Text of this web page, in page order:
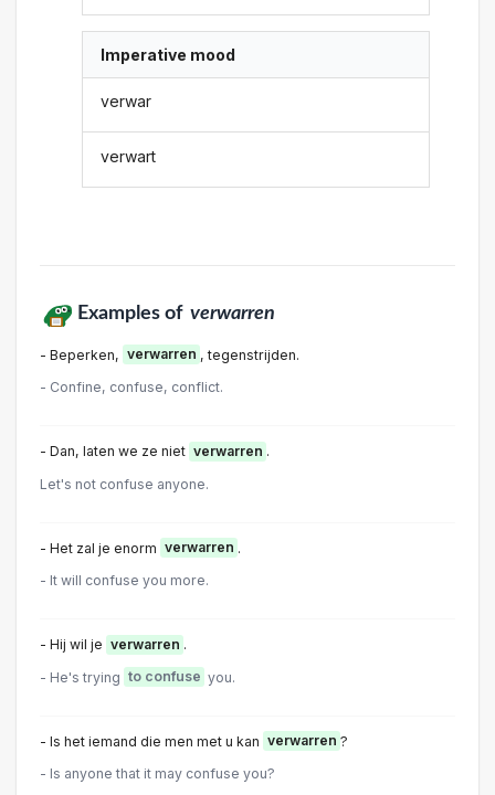
Imperative mood
verwar
verwart
Examples of verwarren
- Beperken, verwarren , tegenstrijden.
- Confine, confuse, conflict.
- Dan, laten we ze niet verwarren .
Let's not confuse anyone.
- Het zal je enorm verwarren .
- It will confuse you more.
- Hij wil je verwarren .
- He's trying to confuse you.
- Is het iemand die men met u kan verwarren ?
- Is anyone that it may confuse you?